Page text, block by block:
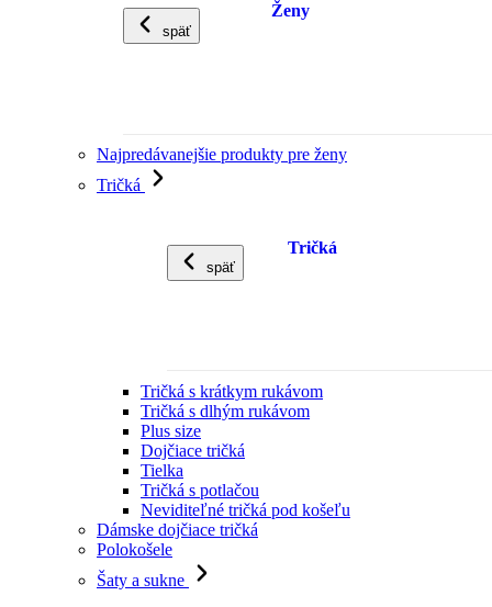
späť
Ženy
Najpredávanejšie produkty pre ženy
Tričká
späť
Tričká
Tričká s krátkym rukávom
Tričká s dlhým rukávom
Plus size
Dojčiace tričká
Tielka
Tričká s potlačou
Neviditeľné tričká pod košeľu
Dámske dojčiace tričká
Polokošele
Šaty a sukne